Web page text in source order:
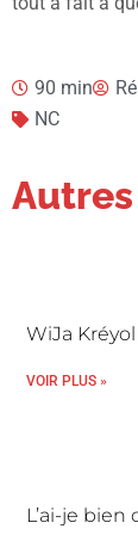
90 min
NC
WiJa Kréyol
VOIR PLUS »
L’ai-je bien